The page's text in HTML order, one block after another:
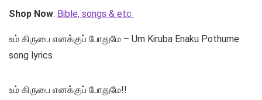
Shop Now: Bible, songs & etc
உம் கிருபை எனக்குப் போதுமே – Um Kiruba Enaku Pothume
song lyrics
உம் கிருபை எனக்குப் போதுமே!!